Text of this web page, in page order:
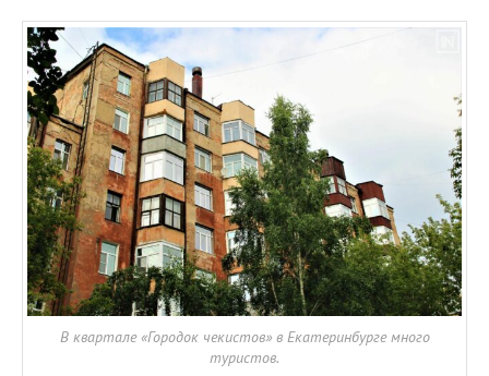
В квартале «Городок чекистов» в Екатеринбурге много
туристов.